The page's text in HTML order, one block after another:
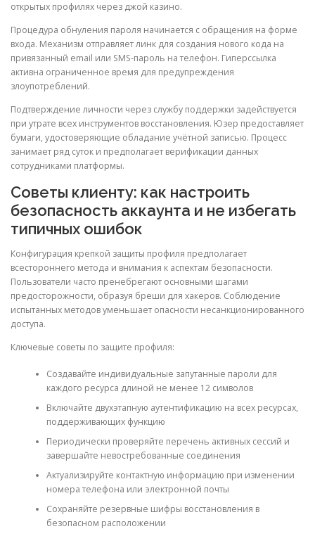
открытых профилях через джой казино.
Процедура обнуления пароля начинается с обращения на форме
входа. Механизм отправляет линк для создания нового кода на
привязанный email или SMS-пароль на телефон. Гиперссылка
активна ограниченное время для предупреждения
злоупотреблений.
Подтверждение личности через службу поддержки задействуется
при утрате всех инструментов восстановления. Юзер предоставляет
бумаги, удостоверяющие обладание учётной записью. Процесс
занимает ряд суток и предполагает верификации данных
сотрудниками платформы.
Советы клиенту: как настроить
безопасность аккаунта и не избегать
типичных ошибок
Конфигурация крепкой защиты профиля предполагает
всестороннего метода и внимания к аспектам безопасности.
Пользователи часто пренебрегают основными шагами
предосторожности, образуя бреши для хакеров. Соблюдение
испытанных методов уменьшает опасности несанкционированного
доступа.
Ключевые советы по защите профиля:
Создавайте индивидуальные запутанные пароли для
каждого ресурса длиной не менее 12 символов
Включайте двухэтапную аутентификацию на всех ресурсах,
поддерживающих функцию
Периодически проверяйте перечень активных сессий и
завершайте невостребованные соединения
Актуализируйте контактную информацию при изменении
номера телефона или электронной почты
Сохраняйте резервные шифры восстановления в
безопасном расположении